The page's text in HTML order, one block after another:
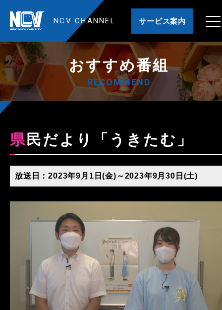
NCV CHANNEL サービス案内
おすすめ番組
RECOMMEND
県民だより「うきたむ」
放送日：2023年9月1日(金)～2023年9月30日(土)